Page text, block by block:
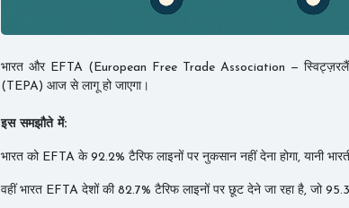
भारत और EFTA (European Free Trade Association —
(TEPA) आज से लागू हो जाएगा।
इस समझौते में:
भारत को EFTA के 92.2% टैरिफ लाइनों पर नुकसान नहीं देना होगा, यानी
वहीं भारत EFTA देशों की 82.7% टैरिफ लाइनों पर छूट देने जा रहा है, जो